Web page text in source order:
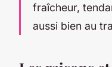
fraîcheur,
aussi bien au